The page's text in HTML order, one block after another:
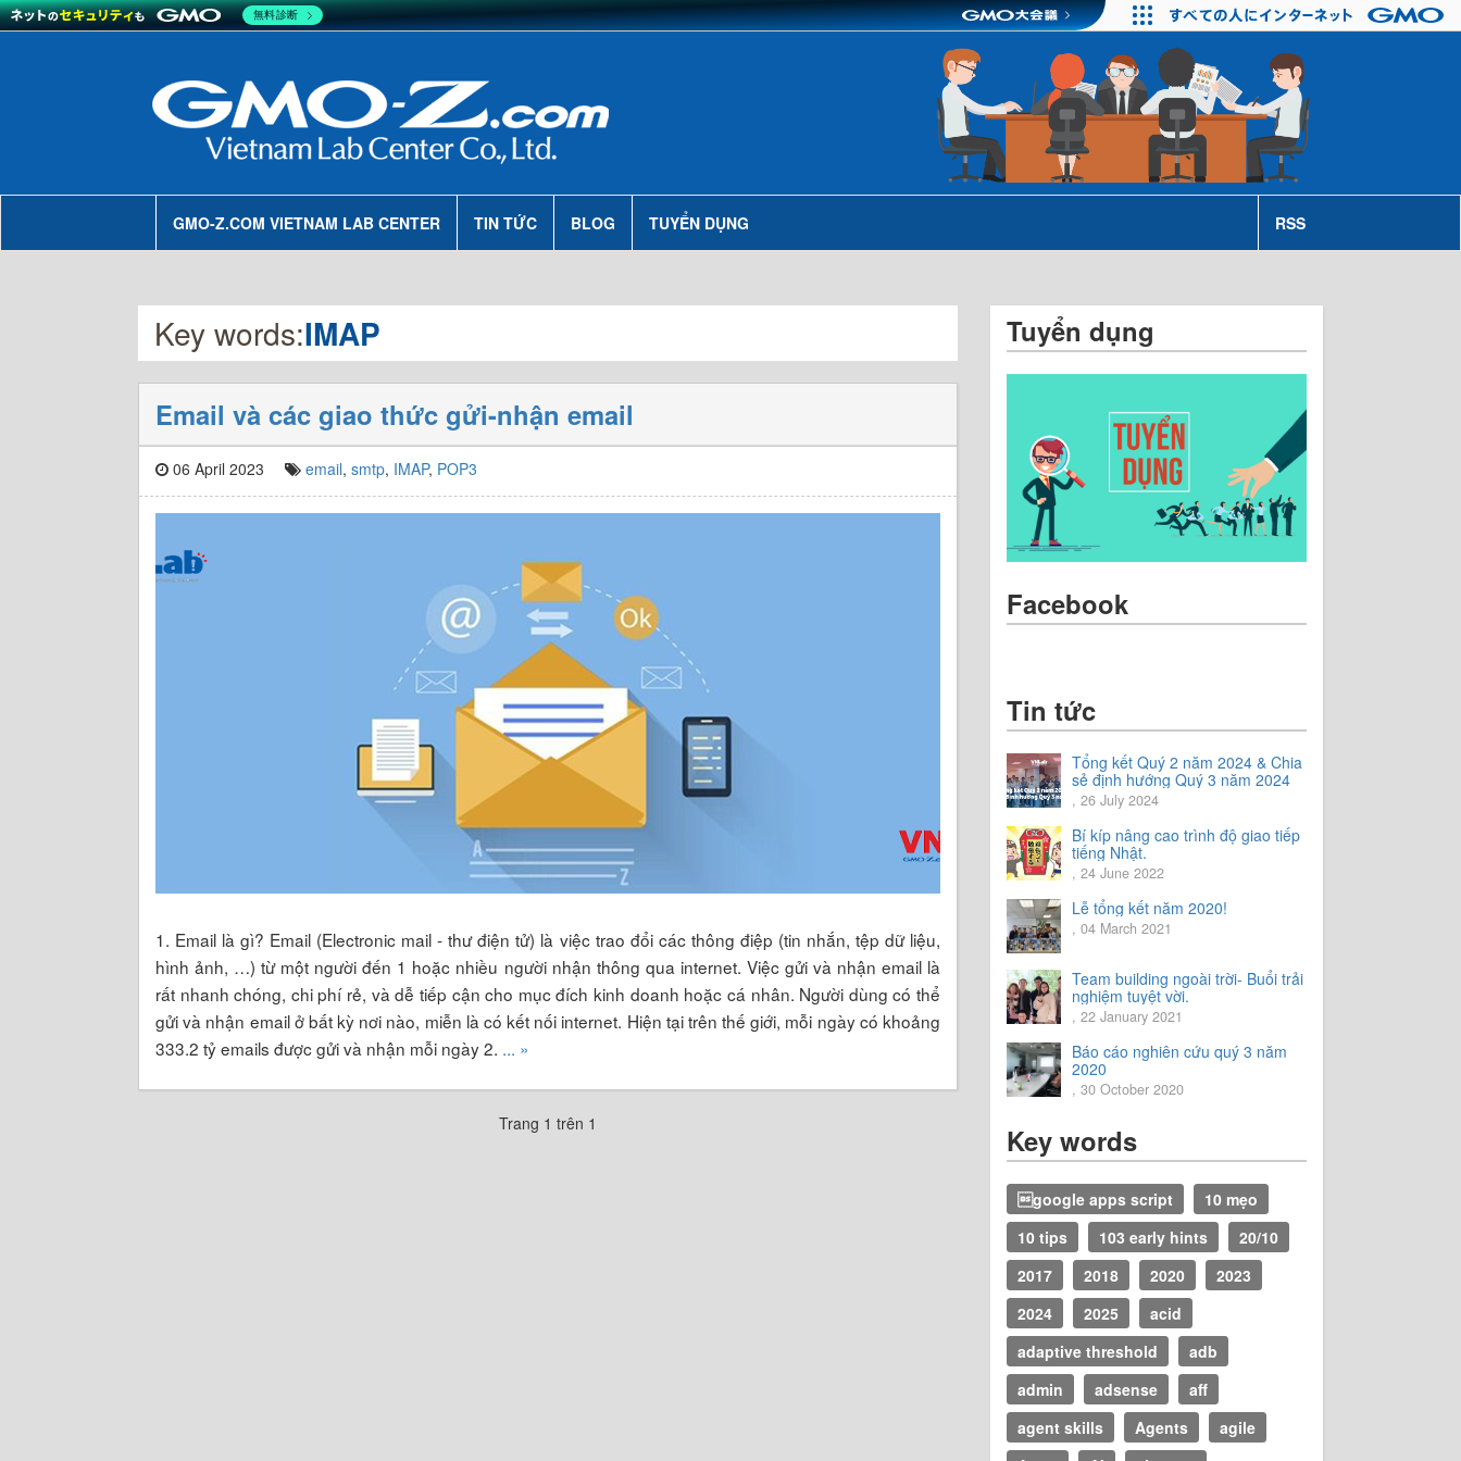
GMO-Z.COM VIETNAM LAB CENTER TIN TỨC BLOG TUYỂN DỤNG RSS
Key words:IMAP
Email và các giao thức gửi-nhận email
06 April 2023 email, smtp, IMAP, POP3
1. Email là gì? Email (Electronic mail - thư điện tử) là việc trao đổi các thông điệp (tin nhắn, tệp dữ liệu,
hình ảnh, …) từ một người đến 1 hoặc nhiều người nhận thông qua internet. Việc gửi và nhận email là
rất nhanh chóng, chi phí rẻ, và dễ tiếp cận cho mục đích kinh doanh hoặc cá nhân. Người dùng có thể
gửi và nhận email ở bất kỳ nơi nào, miễn là có kết nối internet. Hiện tại trên thế giới, mỗi ngày có khoảng
333.2 tỷ emails được gửi và nhận mỗi ngày 2. ... »
Trang 1 trên 1
Tuyển dụng
Facebook
Tin tức
Tổng kết Quý 2 năm 2024 & Chia
sẻ định hướng Quý 3 năm 2024
, 26 July 2024
Bí kíp nâng cao trình độ giao tiếp
tiếng Nhật.
, 24 June 2022
Lễ tổng kết năm 2020!
, 04 March 2021
Team building ngoài trời- Buổi trải
nghiệm tuyệt vời.
, 22 January 2021
Báo cáo nghiên cứu quý 3 năm
2020
, 30 October 2020
Key words
google apps script
10 mẹo
10 tips
103 early hints
20/10
2017
2018 2020
2023
2024
2025
acid
adaptive threshold
adb
admin
adsense
aff
agent skills
Agents
agile
無料診断